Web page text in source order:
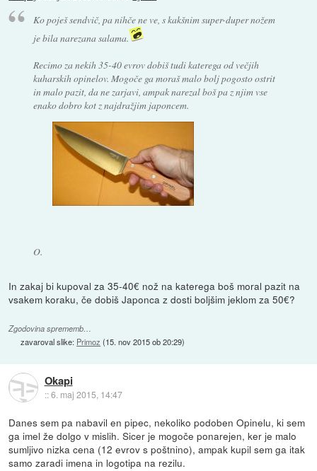
Ko poješ sendvič, pa nihče ne ve, s kakšnim super-duper nožem
je bila narezana salama.
Recimo za nekih 35-40 evrov dobiš tudi katerega od večjih
kuharskih opinelov. Mogoče ga moraš malo bolj pogosto ostrit
in malo pazit, da ne zarjavi, ampak narezal boš pa z njim vse
enako dobro kot z najdražjim japoncem.
O.
In zakaj bi kupoval za 35-40€ nož na katerega boš moral pazit na
vsakem koraku, če dobiš Japonca z dosti boljšim jeklom za 50€?
Zgodovina sprememb…
zavaroval slike: Primoz (15. nov 2015 ob 20:29)
Okapi
::6. maj 2015, 14:47
Danes sem pa nabavil en pipec, nekoliko podoben Opinelu, ki sem
ga imel že dolgo v mislih. Sicer je mogoče ponarejen, ker je malo
sumljivo nizka cena (12 evrov s poštnino), ampak kupil sem ga itak
samo zaradi imena in logotipa na rezilu.